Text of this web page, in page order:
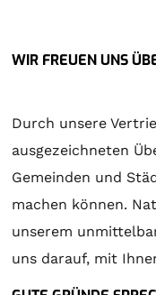
WIR FREUEN UNS
Durch unsere
ausgezeichneten
Gemeinden und
machen können.
unserem
uns darauf, mit